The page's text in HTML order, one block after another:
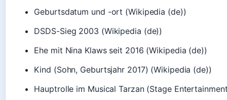
Geburtsdatum und -ort (Wikipedia (de))
DSDS-Sieg 2003 (Wikipedia (de))
Ehe mit Nina Klaws seit 2016 (Wikipedia (de))
Kind (Sohn, Geburtsjahr 2017) (Wikipedia (de))
Hauptrolle im Musical Tarzan (Stage